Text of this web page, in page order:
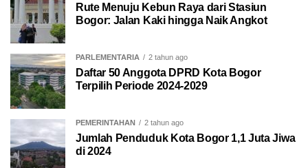
Rute Menuju Kebun Raya dari Stasiun
Bogor: Jalan Kaki hingga Naik Angkot
PARLEMENTARIA 2 tahun ago
Daftar 50 Anggota DPRD Kota Bogor
Terpilih Periode 2024-2029
PEMERINTAHAN 2 tahun ago
Jumlah Penduduk Kota Bogor 1,1 Juta Jiwa
di 2024